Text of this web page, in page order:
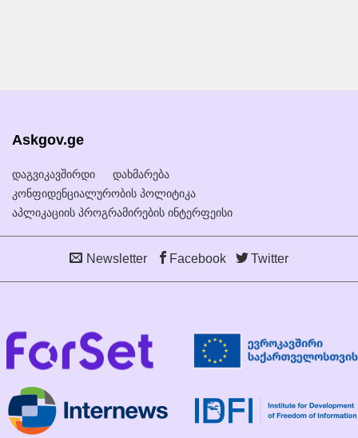
Askgov.ge
დაგვიკავშირდი
დახმარება
კონფიდენციალურობის პოლიტიკა
აპლიკაციის პროგრამირების ინტერფეისი
Newsletter Facebook Twitter